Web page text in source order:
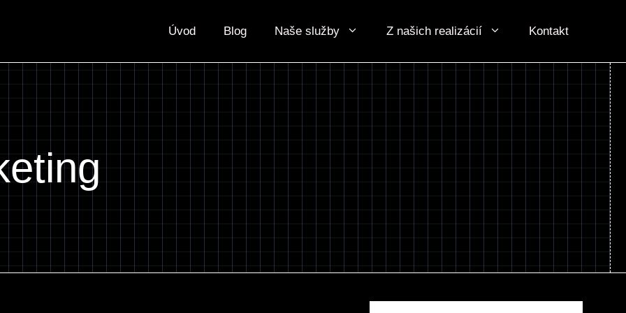
Úvod Blog Naše služby Z našich realizácií Kontakt